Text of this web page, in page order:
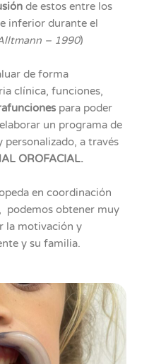
de estos entre los
inferior durante el
– 1990)
de forma
clínica, funciones,
para poder
un programa de
a través
OROFACIAL.
en coordinación
, podemos obtener muy
la motivación y
y su familia.